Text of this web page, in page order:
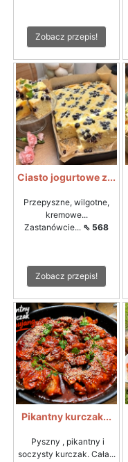
Zobacz przepis!
Ciasto jogurtowe z...
Przepyszne, wilgotne,
kremowe...
Zastanówcie... ⇖ 568
Zobacz przepis!
Pikantny kurczak...
Pyszny , pikantny i
soczysty kurczak. Cała...